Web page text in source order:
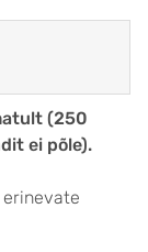
(250
ei põle).